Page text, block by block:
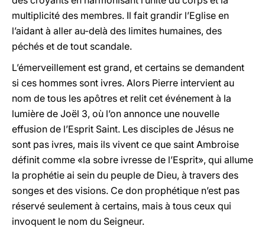
multiplicité des membres. Il fait grandir l’Eglise en
l’aidant à aller au-delà des limites humaines, des
péchés et de tout scandale.
L’émerveillement est grand, et certains se demandent
si ces hommes sont ivres. Alors Pierre intervient au
nom de tous les apôtres et relit cet événement à la
lumière de Joël 3, où l’on annonce une nouvelle
effusion de l’Esprit Saint. Les disciples de Jésus ne
sont pas ivres, mais ils vivent ce que saint Ambroise
définit comme «la sobre ivresse de l’Esprit», qui allume
la prophétie ai sein du peuple de Dieu, à travers des
songes et des visions. Ce don prophétique n’est pas
réservé seulement à certains, mais à tous ceux qui
invoquent le nom du Seigneur.